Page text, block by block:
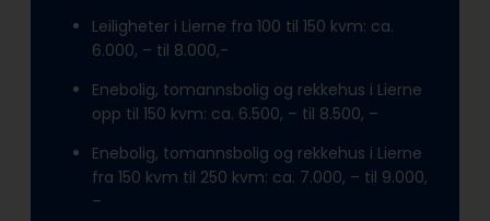
Leiligheter i Lierne fra 100 til 150 kvm: ca.
6.000, – til 8.000,-
Enebolig, tomannsbolig og rekkehus i Lierne
opp til 150 kvm: ca. 6.500, – til 8.500, –
Enebolig, tomannsbolig og rekkehus i Lierne
fra 150 kvm til 250 kvm: ca. 7.000, – til 9.000,
–